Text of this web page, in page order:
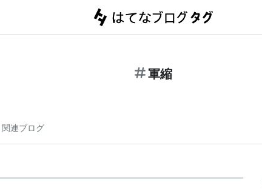
軍縮
関連ブログ